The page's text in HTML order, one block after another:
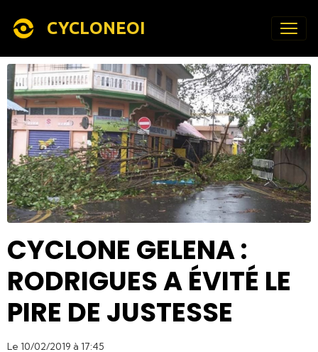
CYCLONEOI
CYCLONE GELENA :
RODRIGUES A ÉVITÉ LE
PIRE DE JUSTESSE
Le 10/02/2019 à 17:45